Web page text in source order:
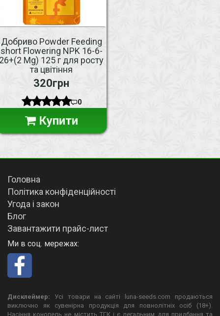
Добриво Powder Feeding
short Flowering NPK 16-6-
Mg) 125 г для росту
та цвітіння
320грн
0
Купити
Головна
Політика конфіденційності
Угода і закон
Блог
Завантажити прайс-лист
Ми в соц. мережах:
Дисклеймер: Усі товари на сайті luna-seeds.com продаються
виключно як сувенірна продукція для повнолітніх осіб (18+).
Насіння конопель не містить ТГК і є легальним для придбання та